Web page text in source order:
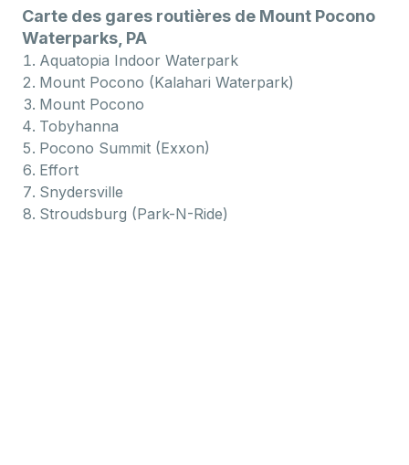
Carte des gares routières de Mount Pocono
Waterparks, PA
Aquatopia Indoor Waterpark
Mount Pocono (Kalahari Waterpark)
Mount Pocono
Tobyhanna
Pocono Summit (Exxon)
Effort
Snydersville
Stroudsburg (Park-N-Ride)